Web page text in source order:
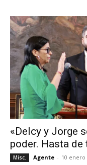
«Delcy y Jorge
poder. Hasta
Misc. Agente - 10 enero